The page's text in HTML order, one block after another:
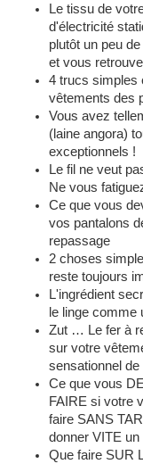
Le tissu de
d'électricité
plutôt un peu
et vous
4 trucs simples
vêtements des
Vous avez
(laine angora)
exceptionnels !
Le fil ne veut
Ne vous
Ce que vous
vos pantalons
repassage
2 choses
reste toujours
L'ingrédient
le linge comme
Zut … Le fer à
sur votre
sensationnel
Ce que vous
FAIRE si votre
faire SANS
donner VITE
Que faire SUR